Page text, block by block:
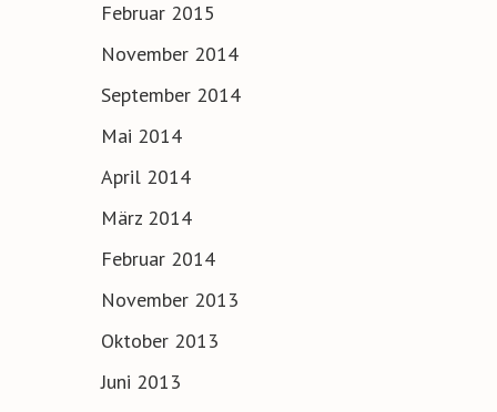
Februar 2015
November 2014
September 2014
Mai 2014
April 2014
März 2014
Februar 2014
November 2013
Oktober 2013
Juni 2013